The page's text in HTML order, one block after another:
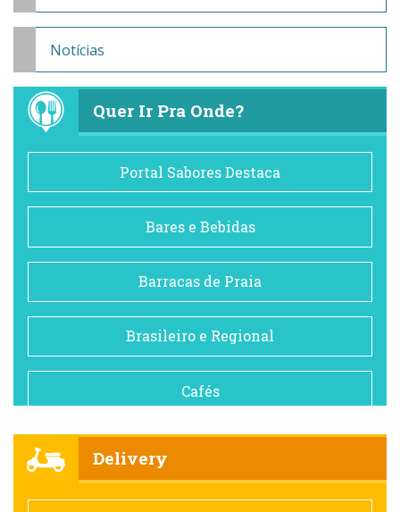
Notícias
Quer Ir Pra Onde?
Portal Sabores Destaca
Bares e Bebidas
Barracas de Praia
Brasileiro e Regional
Cafés
Comida saudável
Delivery